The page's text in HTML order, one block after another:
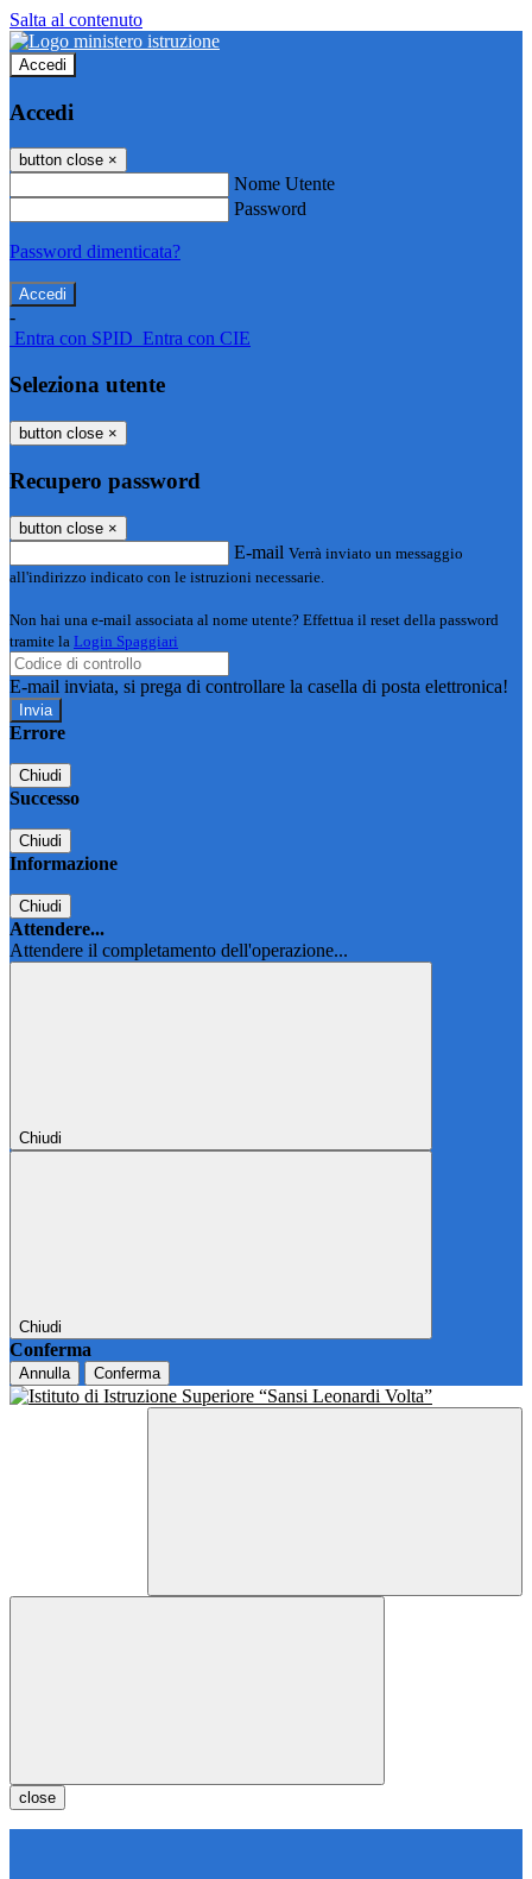
Salta al contenuto
Accedi
Accedi
button close ×
Nome Utente
Password
Password dimenticata?
-
Entra con SPID Entra con CIE
Seleziona utente
button close ×
Recupero password
button close ×
E-mail Verrà inviato un messaggio
all'indirizzo indicato con le istruzioni necessarie.
Non hai una e-mail associata al nome utente? Effettua il reset della password
tramite la Login Spaggiari
E-mail inviata, si prega di controllare la casella di posta elettronica!
Errore
Chiudi
Successo
Chiudi
Informazione
Chiudi
Attendere...
Attendere il completamento dell'operazione...
Chiudi
Chiudi
Conferma
Annulla Conferma
close